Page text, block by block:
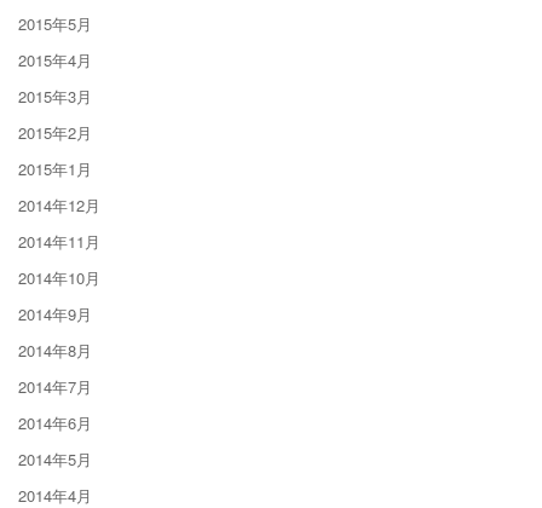
2015年5月
2015年4月
2015年3月
2015年2月
2015年1月
2014年12月
2014年11月
2014年10月
2014年9月
2014年8月
2014年7月
2014年6月
2014年5月
2014年4月